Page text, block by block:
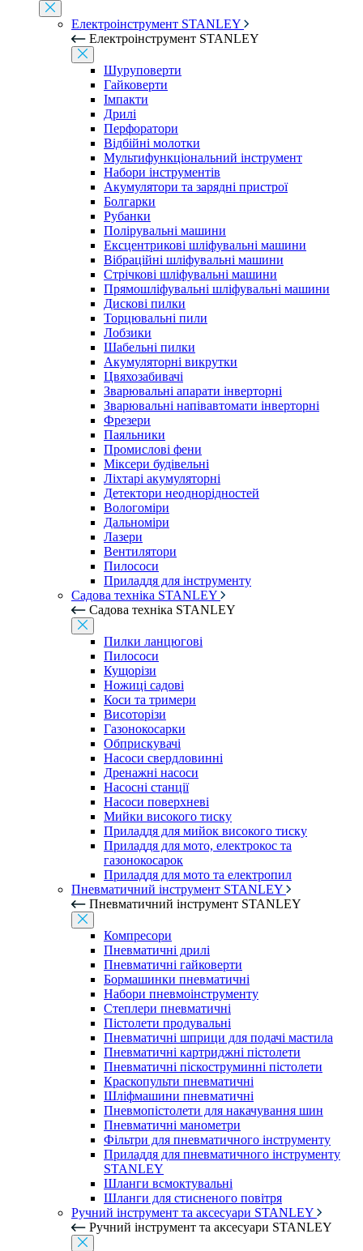
Електроінструмент STANLEY
Електроінструмент STANLEY
Шуруповерти
Гайковерти
Імпакти
Дрилі
Перфоратори
Відбійні молотки
Мультифункціональний інструмент
Набори інструментів
Акумулятори та зарядні пристрої
Болгарки
Рубанки
Полірувальні машини
Ексцентрикові шліфувальні машини
Вібраційні шліфувальні машини
Стрічкові шліфувальні машини
Прямошліфувальні шліфувальні машини
Дискові пилки
Торцювальні пили
Лобзики
Шабельні пилки
Акумуляторні викрутки
Цвяхозабивачі
Зварювальні апарати інверторні
Зварювальні напівавтомати інверторні
Фрезери
Паяльники
Промислові фени
Міксери будівельні
Ліхтарі акумуляторні
Детектори неоднорідностей
Вологоміри
Дальноміри
Лазери
Вентилятори
Пилососи
Приладдя для інструменту
Садова техніка STANLEY
Садова техніка STANLEY
Пилки ланцюгові
Пилососи
Кущорізи
Ножиці садові
Коси та тримери
Висоторізи
Газонокосарки
Обприскувачі
Насоси свердловинні
Дренажні насоси
Насосні станції
Насоси поверхневі
Мийки високого тиску
Приладдя для мийок високого тиску
Приладдя для мото, електрокос та
газонокосарок
Приладдя для мото та електропил
Пневматичний інструмент STANLEY
Пневматичний інструмент STANLEY
Компресори
Пневматичні дрилі
Пневматичні гайковерти
Бормашинки пневматичні
Набори пневмоінструменту
Степлери пневматичні
Пістолети продувальні
Пневматичні шприци для подачі мастила
Пневматичні картриджні пістолети
Пневматичні піскоструминні пістолети
Краскопульти пневматичні
Шліфмашини пневматичні
Пневмопістолети для накачування шин
Пневматичні манометри
Фільтри для пневматичного інструменту
Приладдя для пневматичного інструменту
STANLEY
Шланги всмоктувальні
Шланги для стисненого повітря
Ручний інструмент та аксесуари STANLEY
Ручний інструмент та аксесуари STANLEY